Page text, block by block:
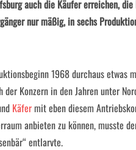
auch die Käufer erreichen,
nur mäßig, in sechs
1968 durchaus
Konzern in den Jahren unter
Käfermiteben diesem
anbieten zu können, musste
entlarvte.